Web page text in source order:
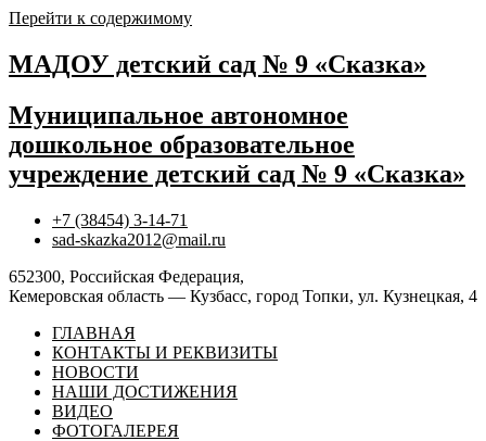
Перейти к содержимому
МАДОУ детский сад № 9 «Сказка»
Муниципальное автономное
дошкольное образовательное
учреждение детский сад № 9 «Сказка»
+7 (38454) 3-14-71
sad-skazka2012@mail.ru
652300, Российская Федерация,
Кемеровская область — Кузбасс, город Топки, ул. Кузнецкая, 4
ГЛАВНАЯ
КОНТАКТЫ И РЕКВИЗИТЫ
НОВОСТИ
НАШИ ДОСТИЖЕНИЯ
ВИДЕО
ФОТОГАЛЕРЕЯ